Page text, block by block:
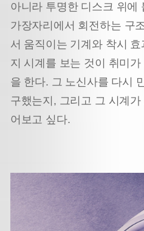
아니라 투명한 디스크 위에
가장자리에서 회전하는 구
서 움직이는 기계와 착시
지 시계를 보는 것이 취미
을 한다. 그 노신사를 다시
구했는지, 그리고 그 시계
어보고 싶다.